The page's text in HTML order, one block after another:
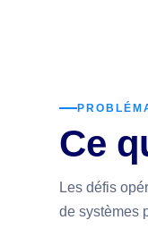
Ce
Les défis
de systèmes